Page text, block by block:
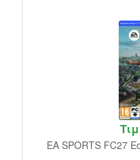
EA SPORTS FC27